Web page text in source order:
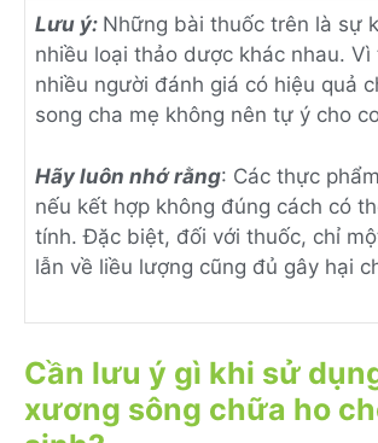
Lưu ý: Những bài thuốc trên là sự
nhiều loại thảo dược khác nhau.
nhiều người đánh giá có hiệu quả
song cha mẹ không nên tự ý cho
Hãy luôn nhớ rằng: Các thực
nếu kết hợp không đúng cách có
tính. Đặc biệt, đối với thuốc, chỉ
lẫn về liều lượng cũng đủ gây hại
Cần lưu ý gì khi sử
xương sông chữa ho